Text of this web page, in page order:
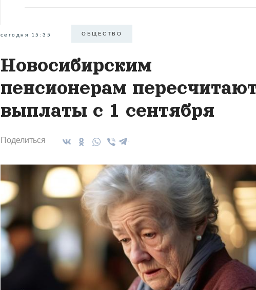
сегодня 15:35 ОБЩЕСТВО
Новосибирским
пенсионерам
выплаты с 1 сентября
Поделиться